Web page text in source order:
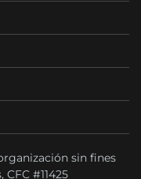
sin fines
#11425